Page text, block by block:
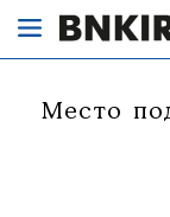
Место